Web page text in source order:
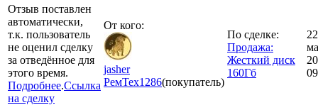
Отзыв поставлен
автоматически,
т.к. пользователь
не оценил сделку
за отведённое для
этого время.
Подробнее.Ссылка
на сделку
От кого:
jasher
РемТех1286(покупатель)
По сделке:
Продажа:
Жесткий диск
160Гб
22